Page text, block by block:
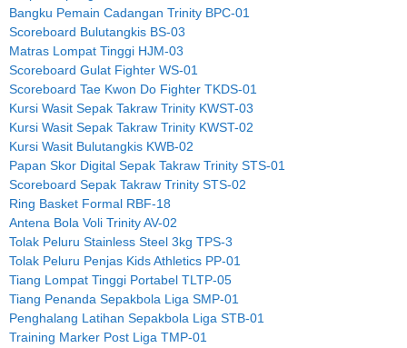
Bangku Pemain Cadangan Trinity BPC-01
Scoreboard Bulutangkis BS-03
Matras Lompat Tinggi HJM-03
Scoreboard Gulat Fighter WS-01
Scoreboard Tae Kwon Do Fighter TKDS-01
Kursi Wasit Sepak Takraw Trinity KWST-03
Kursi Wasit Sepak Takraw Trinity KWST-02
Kursi Wasit Bulutangkis KWB-02
Papan Skor Digital Sepak Takraw Trinity STS-01
Scoreboard Sepak Takraw Trinity STS-02
Ring Basket Formal RBF-18
Antena Bola Voli Trinity AV-02
Tolak Peluru Stainless Steel 3kg TPS-3
Tolak Peluru Penjas Kids Athletics PP-01
Tiang Lompat Tinggi Portabel TLTP-05
Tiang Penanda Sepakbola Liga SMP-01
Penghalang Latihan Sepakbola Liga STB-01
Training Marker Post Liga TMP-01